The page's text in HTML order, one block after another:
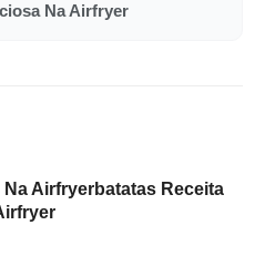
Na Airfryer
Na Airfryerbatatas Receita